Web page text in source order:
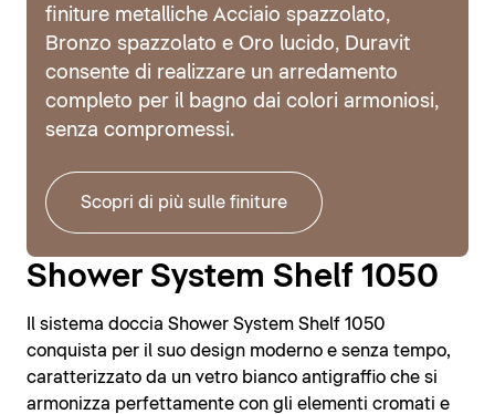
finiture metalliche Acciaio spazzolato,
Bronzo spazzolato e Oro lucido, Duravit
consente di realizzare un arredamento
completo per il bagno dai colori armoniosi,
senza compromessi.
Scopri di più sulle finiture
Shower System Shelf 1050
Il sistema doccia Shower System Shelf 1050
conquista per il suo design moderno e senza tempo,
caratterizzato da un vetro bianco antigraffio che si
armonizza perfettamente con gli elementi cromati e